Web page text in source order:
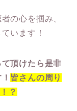
の心を掴み、
います！
頂けたら是非
皆さんの周り
？